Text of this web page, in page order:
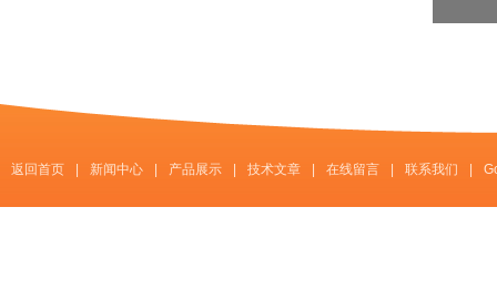
返回首页 新闻中心 产品展示 技术文章 在线留言 联系我们